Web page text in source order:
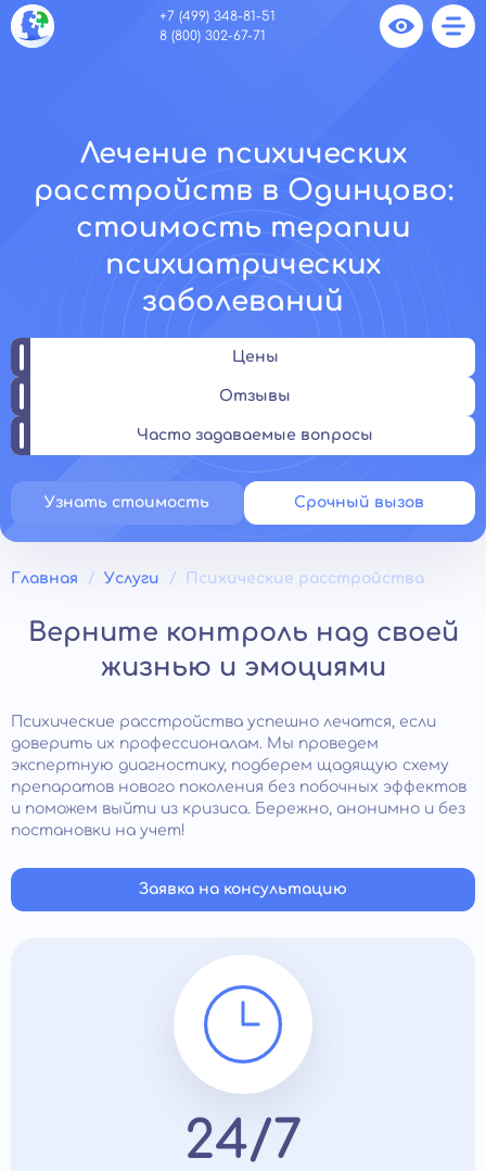
+7 (499) 348-81-51
8 (800) 302-67-71
Лечение психических
расстройств в Одинцово:
стоимость терапии
психиатрических
заболеваний
Цены
Отзывы
Часто задаваемые вопросы
Узнать стоимость Срочный вызов
Главная Услуги Психические расстройства
Верните контроль над своей
жизнью и эмоциями
Психические расстройства успешно лечатся, если
доверить их профессионалам. Мы проведем
экспертную диагностику, подберем щадящую схему
препаратов нового поколения без побочных эффектов
и поможем выйти из кризиса. Бережно, анонимно и без
постановки на учет!
Заявка на консультацию
24/7